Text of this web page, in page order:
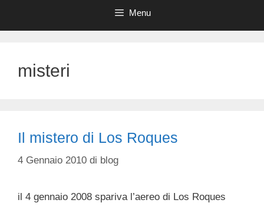
Menu
misteri
Il mistero di Los Roques
4 Gennaio 2010 di blog
il 4 gennaio 2008 spariva l’aereo di Los Roques